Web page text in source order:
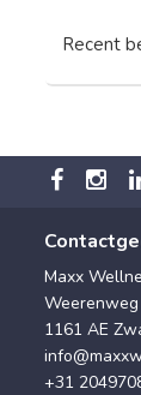
Recent
Maxx
1161 AE
+31